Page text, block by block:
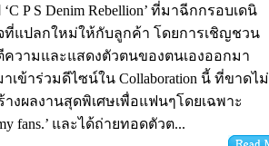
P S Denim Rebellion’ ที่มาฉีกกรอบเดนิ
แปลกใหม่ให้กับลูกค้า โดยการเชิญชวน
วามและแสดงตัวตนของตนเองออกมา
ข้าร่วมดีไซน์ใน Collaboration นี้ ที่ขาดไม่
างผลงานสุดพิเศษเพื่อแฟนๆโดยเฉพาะ
fans.’ และได้ถ่ายทอดตัวต...